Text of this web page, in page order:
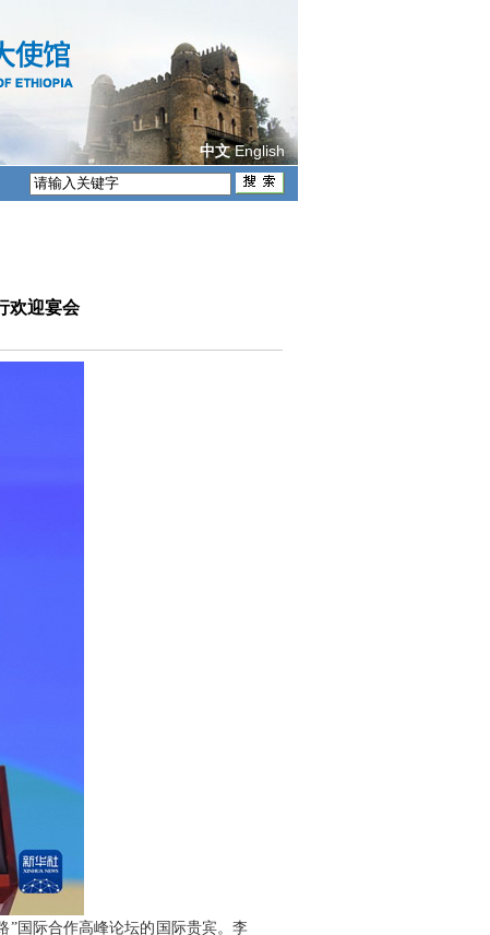
中文 English
欢迎宴会
”国际合作高峰论坛的国际贵宾。李